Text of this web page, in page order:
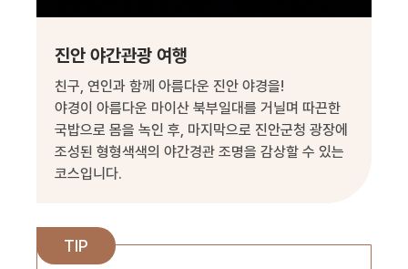
진안 야간관광 여행
친구, 연인과 함께 아름다운 진안 야경을!
야경이 아름다운 마이산 북부일대를 거닐며 따끈한
국밥으로 몸을 녹인 후, 마지막으로 진안군청 광장에
조성된 형형색색의 야간경관 조명을 감상할 수 있는
코스입니다.
TIP